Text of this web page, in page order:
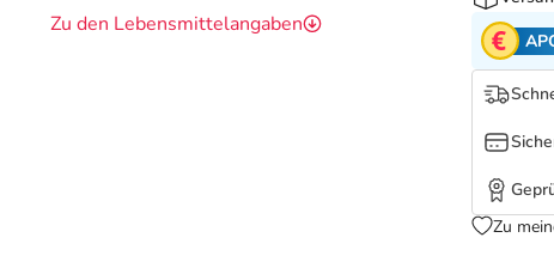
Zu den Lebensmittelangaben
Zu